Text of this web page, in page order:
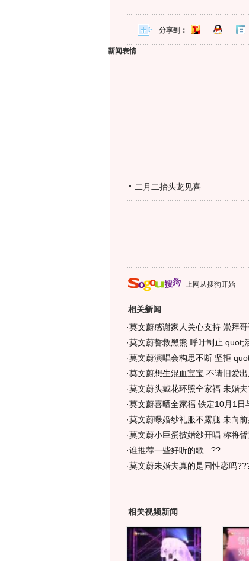
分享到：
新闻表情
二月二抬头龙见喜
上网从搜狗开始
相关新闻
·莫文蔚感谢家人关心支持 崇拜
·莫文蔚誓救黑熊 呼吁制止 quot;
·莫文蔚演唱会构思不断 坚拒
·莫文蔚想生混血宝宝 不请旧爱
·莫文蔚头戴花环照全家福 未婚
·莫文蔚喜晒全家福 铁定10月1日
·莫文蔚曝婚纱礼服不露腿 未向
·莫文蔚小巨蛋披婚纱开唱 称将
·谁推荐一些好听的歌...??
·莫文蔚未婚夫真的是同性恋吗
相关视频新闻